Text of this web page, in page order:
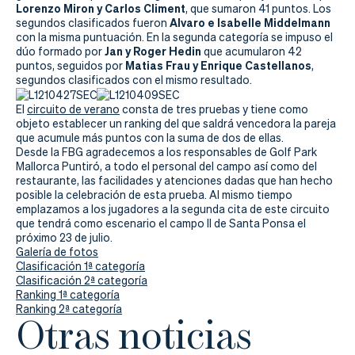
Actualidad
Tienda
Lorenzo Miron y Carlos Climent, que sumaron 41 puntos. Los
segundos clasificados fueron Alvaro e Isabelle Middelmann
con la misma puntuación. En la segunda categoría se impuso el
dúo formado porJan y Roger Hedin que acumularon 42
puntos, seguidos por Matias Frau y Enrique Castellanos,
segundos clasificados con el mismo resultado.
El circuito de verano consta de tres pruebas y tiene como
objeto establecer un ranking del que saldrá vencedora la pareja
que acumule más puntos con la suma de dos de ellas.
Desde la FBG agradecemos a los responsables de Golf Park
Mallorca Puntiró, a todo el personal del campo así como del
restaurante, las facilidades y atenciones dadas que han hecho
posible la celebración de esta prueba. Al mismo tiempo
emplazamos a los jugadores a la segunda cita de este circuito
que tendrá como escenario el campo II de Santa Ponsa el
próximo 23 de julio.
Galería de fotos
Clasificación 1ª categoría
Clasificación 2ª categoría
Ranking 1ª categoría
Ranking 2ª categoría
Otras noticias